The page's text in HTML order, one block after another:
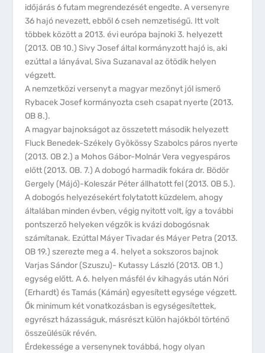
időjárás 6 futam megrendezését engedte. A versenyre
36 hajó nevezett, ebből 6 cseh nemzetiségű. Itt volt
többek között a 2013. évi európa bajnoki 3. helyezett
(2013. OB 10.) Sivy Josef által kormányzott hajó is, aki
ezúttal a lányával, Siva Suzanaval az ötödik helyen
végzett.
A nemzetközi versenyt a magyar mezőnyt jól ismerő
Rybacek Josef kormányozta cseh csapat nyerte (2013.
OB 8.).
A magyar bajnokságot az összetett második helyezett
Fluck Benedek-Székely Gyökössy Szabolcs páros nyerte
(2013. OB 2.) a Mohos Gábor-Molnár Vera vegyespáros
előtt (2013. OB. 7.) A dobogó harmadik fokára dr. Bödör
Gergely (Májó)-Koleszár Péter állhatott fel (2013. OB 5.).
A dobogós helyezésekért folytatott küzdelem, ahogy
általában minden évben, végig nyitott volt, így a további
pontszerző helyeken végzők is kvázi dobogósnak
számítanak. Ezúttal Máyer Tivadar és Máyer Petra (2013.
OB 19.) szerezte meg a 4. helyet a sokszoros bajnok
Varjas Sándor (Szuszu)- Kutassy László (2013. OB 1.)
egység előtt. A 6. helyen másfél év kihagyás után Nóri
(Erhardt) és Tamás (Kámán) egyesített egysége végzett.
Ők minimum két vonatkozásban is egységesítettek,
egyrészt házasságuk, másrészt külön hajókból történő
összeülésük révén.
Érdekessége a versenynek továbbá, hogy olyan